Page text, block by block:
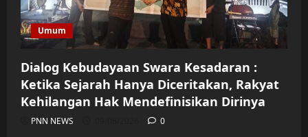
Umum
Dialog Kebudayaan Swara Kesadaran :
Ketika Sejarah Hanya Diceritakan, Rakyat
Kehilangan Hak Mendefinisikan Dirinya
PNN NEWS 0